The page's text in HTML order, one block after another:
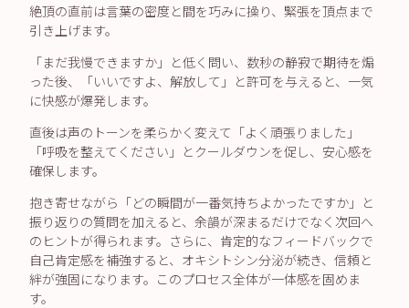
絶頂の直前は言葉の密度と間を巧みに操り、緊張を頂点まで
引き上げます。
「まだ我慢できますか」と低く問い、数秒の静寂で期待を煽
った後、「いいですよ、解放して」と許可を与えると、一気
に快感が爆発します。
直後は声のトーンを柔らかく変えて「よく頑張りました」
「呼吸を整えてください」とクールダウンを促し、安心感を
確保します。
抱き寄せながら「どの瞬間が一番気持ちよかったですか」と
振り返りの質問を加えると、余韻が深まるだけでなく次回へ
のヒントが得られます。さらに、肯定的なフィードバックで
自己肯定感を補強すると、オキシトシン分泌が続き、信頼と
絆が強固になります。このプロセス全体が一体感を固めま
す。